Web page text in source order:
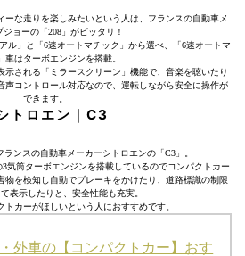
ーな走りを楽しみたいという人は、フランスの自動車メ
ジョーの「208」がピッタリ！
ル」と「6速オートマチック」から選べ、「6速オートマ
車はターボエンジンを搭載。
示される「ミラースクリーン」機能で、音楽を聴いたり
声コントロール対応なので、運転しながら安全に操作が
できます。
トロエン｜C3
ンスの自動車メーカーシトロエンの「C3」。
気筒ターボエンジンを搭載しているのでコンパクトカー
物を検知し自動でブレーキをかけたり、道路標識の制限
表示したりと、安全性能も充実。
トカーがほしいという人におすすめです。
外車の【コンパクトカー】おす